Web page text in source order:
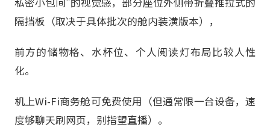
隔挡板（取决于具体批次的舱内装潢版本），
前方的储物格、水杯位、个人阅读灯布局比较人性
化。
机上Wi-Fi商务舱可免费使用（但通常限一台设备，速
度够聊天刷网页，别指望直播）。